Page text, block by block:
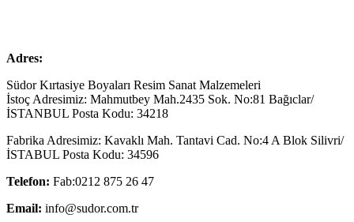
Adres:
Südor Kırtasiye Boyaları Resim Sanat Malzemeleri
İstoç Adresimiz: Mahmutbey Mah.2435 Sok. No:81 Bağıclar/
İSTANBUL Posta Kodu: 34218
Fabrika Adresimiz: Kavaklı Mah. Tantavi Cad. No:4 A Blok Silivri/
İSTABUL Posta Kodu: 34596
Telefon: Fab:0212 875 26 47
Email: info@sudor.com.tr